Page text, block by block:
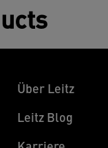
Über Leitz
Leitz Blog